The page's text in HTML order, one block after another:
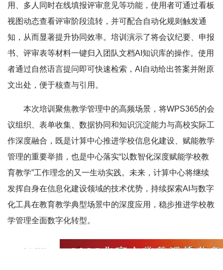
用、多人同时在线填报评审意见等功能，使用者可通过看板
视图动态查看评审阶段流转，并可配合自动化规则触发通
知，从而显著提升协同效率。培训演示了将会议纪要、申报
书、评审表等材料一键归入团队文档AI知识库的操作。使用
者通过自然语言提问即可快速检索，AI自动给出答案并附原
文出处，便于核查与引用。
本次培训聚焦教学管理中的高频场景，将WPS365的会
议组织、表单收集、数据协同和知识沉淀能力与高校实际工
作深度融合，既是计算中心推进学校信息化建设、赋能教学
管理的重要举措，也是中心落实“以数智化深度赋能学校教
育教学”工作理念的又一生动实践。未来，计算中心将继续
发挥自身在信息化建设领域的技术优势，持续探索AI与数字
化工具在教育教学典型场景中的深度应用，稳步推进学校教
学管理全面数字化转型。